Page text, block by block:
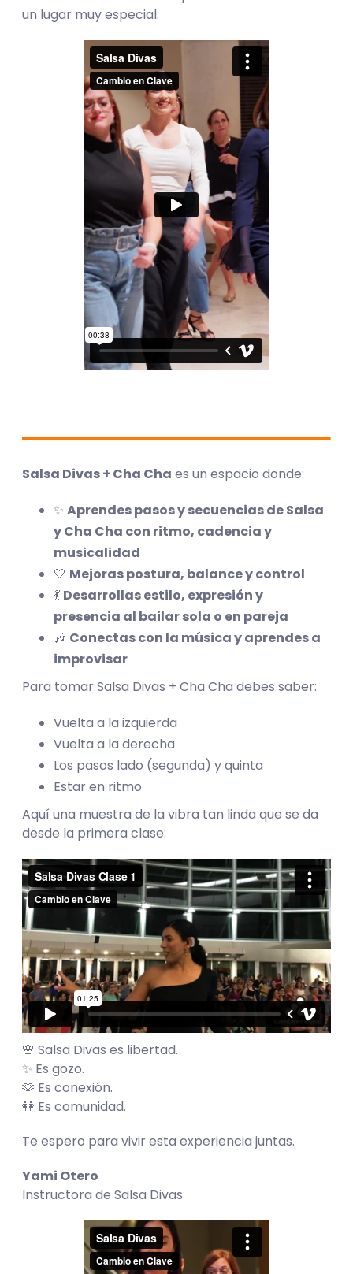
un lugar muy especial.
Salsa Divas + Cha Cha es un espacio donde:
✨ Aprendes pasos y secuencias de Salsa
y Cha Cha con ritmo, cadencia y
musicalidad
🤍 Mejoras postura, balance y control
💃 Desarrollas estilo, expresión y
presencia al bailar sola o en pareja
🎶 Conectas con la música y aprendes a
improvisar
Para tomar Salsa Divas + Cha Cha debes saber:
Vuelta a la izquierda
Vuelta a la derecha
Los pasos lado (segunda) y quinta
Estar en ritmo
Aquí una muestra de la vibra tan linda que se da
desde la primera clase:
🌸 Salsa Divas es libertad.
✨ Es gozo.
🫶 Es conexión.
👭 Es comunidad.
Te espero para vivir esta experiencia juntas.
Yami Otero
Instructora de Salsa Divas